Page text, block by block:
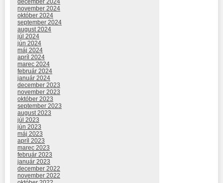
december 2024
november 2024
október 2024
september 2024
august 2024
júl 2024
jún 2024
máj 2024
apríl 2024
marec 2024
február 2024
január 2024
december 2023
november 2023
október 2023
september 2023
august 2023
júl 2023
jún 2023
máj 2023
apríl 2023
marec 2023
február 2023
január 2023
december 2022
november 2022